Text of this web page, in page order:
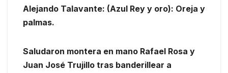
Alejando Talavante: (Azul Rey y oro): Oreja y
palmas.
Saludaron montera en mano Rafael Rosa y
Juan José Trujillo tras banderillear a